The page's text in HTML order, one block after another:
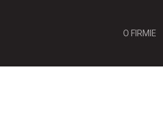
O FIRMIE